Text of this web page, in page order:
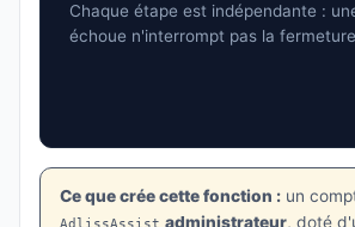
Chaque étape est indépendante :
échoue n'interrompt pas la
Ce que crée cette fonction : un
administrateur, doté